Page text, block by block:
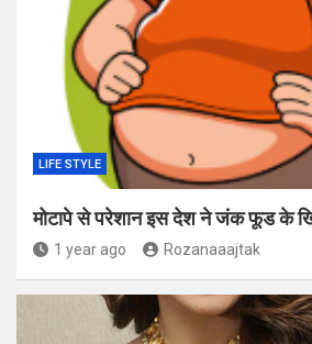
LIFE STYLE
मोटापे से परेशान इस देश ने जंक फूड के
1 year ago Rozanaaajtak